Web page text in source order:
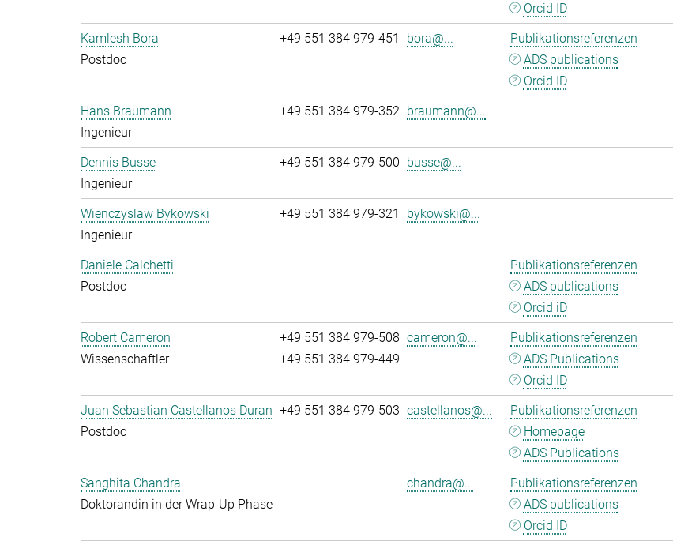
Orcid ID
Kamlesh Bora
Postdoc
+49 551 384 979-451 bora@...
Publikationsreferenzen
ADS publications
Orcid ID
Hans Braumann
Ingenieur
+49 551 384 979-352 braumann@...
Dennis Busse
Ingenieur
+49 551 384 979-500 busse@...
Wienczyslaw Bykowski
Ingenieur
+49 551 384 979-321 bykowski@...
Daniele Calchetti
Postdoc
Publikationsreferenzen
ADS publications
Orcid iD
Robert Cameron
Wissenschaftler
+49 551 384 979-508
+49 551 384 979-449
cameron@...
Publikationsreferenzen
ADS Publications
Orcid ID
Juan Sebastian Castellanos Duran
Postdoc
+49 551 384 979-503 castellanos@...
Publikationsreferenzen
Homepage
ADS Publications
Sanghita Chandra
Doktorandin in der Wrap-Up Phase
chandra@...
Publikationsreferenzen
ADS publications
Orcid ID